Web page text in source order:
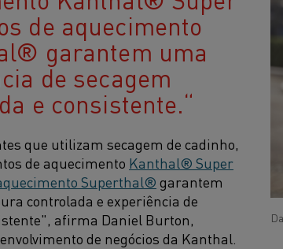
de aquecimento
garantem uma
de secagem
e consistente.
que utilizam secagem de cadinho,
de aquecimento Kanthal® Super
Superthal® garantem
controlada e experiência de
afirma Daniel Burton,
de negócios da Kanthal.